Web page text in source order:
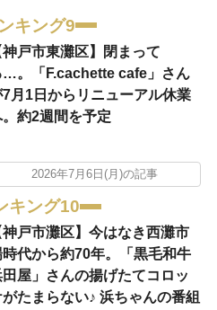
キング9
神戸市東灘区】閉まって
…。「F.cachette cafe」さん
7月1日からリニューアル休業
。約2週間を予定
2026年7月6日(月)の記事
キング10
神戸市灘区】今はなき西灘市
時代から約70年。「黒毛和牛
田屋」さんの揚げたてコロッ
たまらない♪ 浜ちゃんの番組